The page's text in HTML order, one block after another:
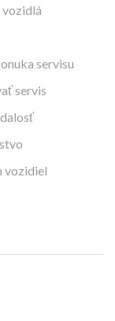
vozidlá
servisu
servis
vozidiel